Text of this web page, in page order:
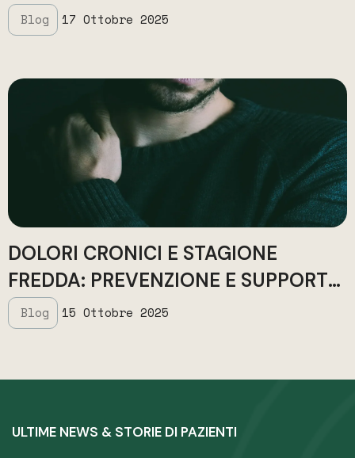
Blog 17 Ottobre 2025
Blog 15 Ottobre 2025
DOLORI CRONICI E STAGIONE
FREDDA: PREVENZIONE E SUPPORTO
OSTEOPATICO
ULTIME NEWS & STORIE DI PAZIENTI